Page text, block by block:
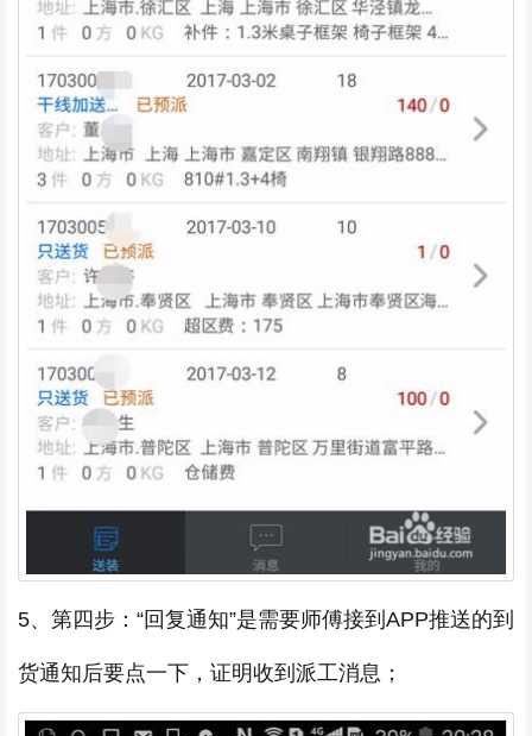
5、第四步：“回复通知”是需要师傅接到APP推送的到
货通知后要点一下，证明收到派工消息；